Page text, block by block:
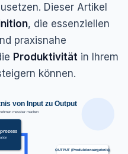
Dieser Artikel
, die essenziellen
praxisnahe
Produktivität in Ihrem
können.
OUTPUT (Produktionsergebnis)
von Input zu Output
messbar machen